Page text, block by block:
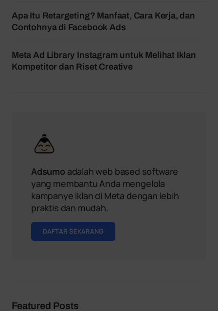
Apa Itu Retargeting? Manfaat, Cara Kerja, dan
Contohnya di Facebook Ads
Meta Ad Library Instagram untuk Melihat Iklan
Kompetitor dan Riset Creative
Adsumo adalah web based software
yang membantu Anda mengelola
kampanye iklan di Meta dengan lebih
praktis dan mudah.
DAFTAR SEKARANG
Featured Posts